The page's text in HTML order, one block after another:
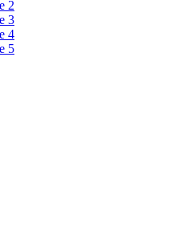
2
3
4
5